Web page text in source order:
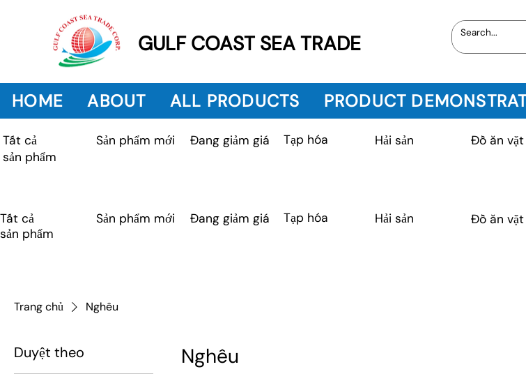
GULF COAST SEA TRADE
HOME ABOUT ALL PRODUCTS PRODUCT
Tất cả
sản phẩm
Sản phẩm mới Đang giảm giá Tạp hóa Hải sản Đồ ăn vặt
Tất cả
sản phẩm
Sản phẩm mới Đang giảm giá Tạp hóa Hải sản Đồ ăn vặt
Trang chủ Nghêu
Duyệt theo Nghêu